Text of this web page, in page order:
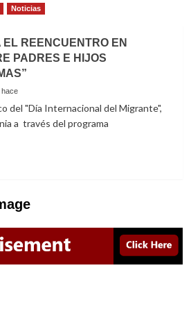
Noticias
EL REENCUENTRO EN
PADRES E HIJOS
del "Día Internacional del Migrante",
a través del programa